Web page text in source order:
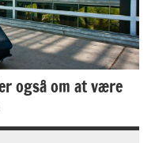
også om at være